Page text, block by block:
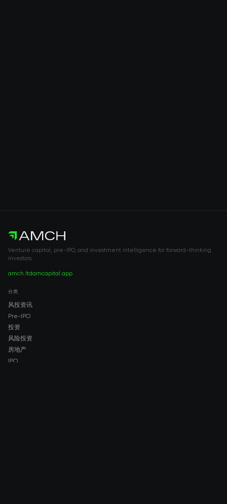
Venture capital, pre-IPO, and investment intelligence for forward-thinking
investors.
amch.ltdamcapital.app
分类
风投资讯
Pre-IPO
投资
风险投资
房地产
IPO